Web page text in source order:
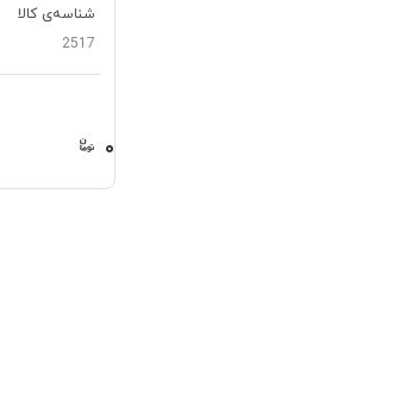
شناسه‌ی کالا
2517
۰